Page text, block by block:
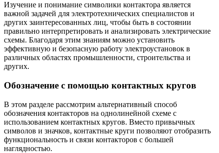
Изучение и понимание символики контактора является
важной задачей для электротехнических специалистов и
других заинтересованных лиц, чтобы быть в состоянии
правильно интерпретировать и анализировать электрические
схемы. Благодаря этим знаниям можно установить
эффективную и безопасную работу электроустановок в
различных областях промышленности, строительства и
других.
Обозначение с помощью контактных кругов
В этом разделе рассмотрим альтернативный способ
обозначения контакторов на однолинейной схеме с
использованием контактных кругов. Вместо привычных
символов и значков, контактные круги позволяют отобразить
функциональность и связи контакторов с большей
наглядностью.